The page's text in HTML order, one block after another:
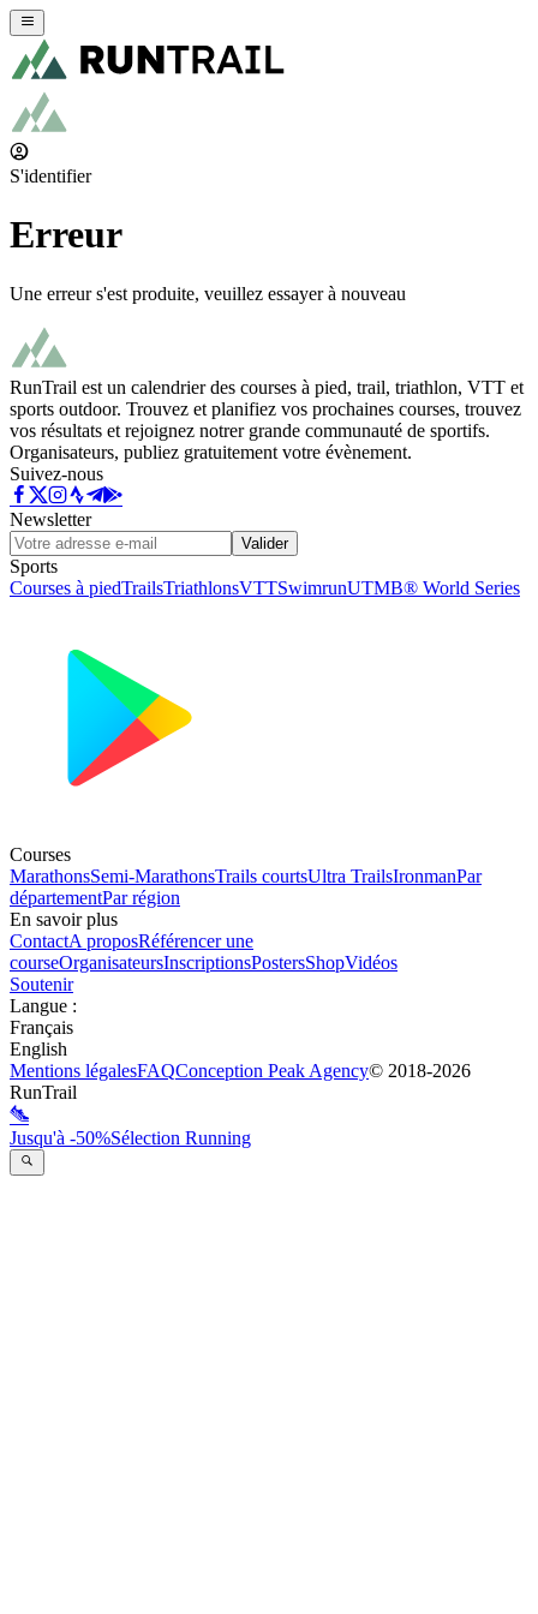
S'identifier
Erreur
Une erreur s'est produite, veuillez essayer à nouveau
RunTrail est un calendrier des courses à pied, trail, triathlon, VTT et
sports outdoor. Trouvez et planifiez vos prochaines courses, trouvez
vos résultats et rejoignez notrer grande communauté de sportifs.
Organisateurs, publiez gratuitement votre évènement.
Suivez-nous
Newsletter
Valider
Sports
Courses à piedTrailsTriathlonsVTTSwimrunUTMB® World Series
Courses
MarathonsSemi-MarathonsTrails courtsUltra TrailsIronmanPar
départementPar région
En savoir plus
ContactA proposRéférencer une
courseOrganisateursInscriptionsPostersShopVidéos
Soutenir
Langue :
Français
English
Mentions légalesFAQConception Peak Agency© 2018-2026
RunTrail
Jusqu'à -50%Sélection Running